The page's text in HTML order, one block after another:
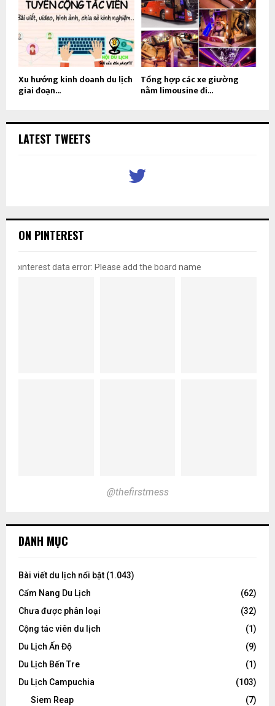
Xu hướng kinh doanh du lịch
giai đoạn...
Tổng hợp các xe giường
nằm limousine đi...
LATEST TWEETS
ON PINTEREST
pinterest data error: Please add the board name
@thefirstmess
DANH MỤC
Bài viết du lịch nổi bật (1.043)
Cẩm Nang Du Lịch
(62)
Chưa được phân loại
(32)
Cộng tác viên du lịch
(1)
Du Lịch Ấn Độ
(9)
Du Lịch Bến Tre
(1)
Du Lịch Campuchia
(103)
Siem Reap
(7)